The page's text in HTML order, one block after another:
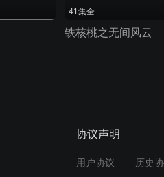
41集全
铁核桃之无间风云
协议声明
用户协议 历史